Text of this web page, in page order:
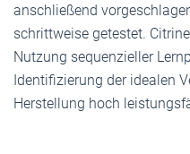
anschließend
schrittweise getestet.
Nutzung sequenzieller
Identifizierung der idealen
Herstellung hoch